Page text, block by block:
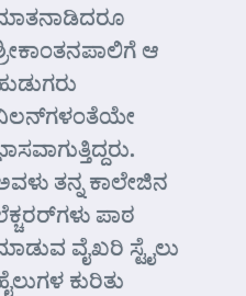
ಆ
ತನ್ನ ಕಾಲೇಜಿನ
ಪಾಠ
ವೈಖರಿ ಸ್ಟೈಲು
ಕುರಿತು